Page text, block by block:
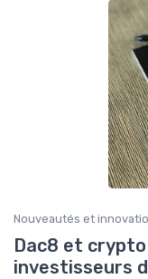
Nouveautés et
Dac8 et
investisseurs